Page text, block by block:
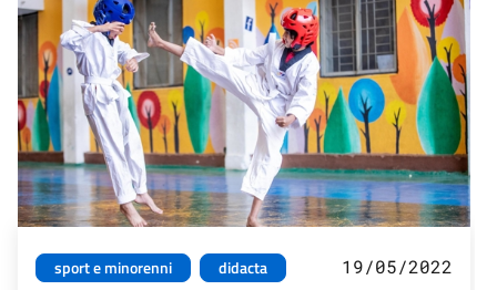
sport e minorenni
didacta
19/05/2022